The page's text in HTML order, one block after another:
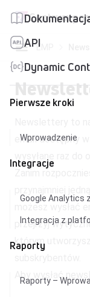
Centrum
API
Dynamic
Pierwsze kroki
Wprowadzenie
Integracje
Google Analytics
Integracja z
Raporty
Raporty –
EMP
Newslettery to
email dostępny
wysyłane raz
Zanim
przynajmniej
możesz wysłać
przejrzyj
którym
Aby wysłać